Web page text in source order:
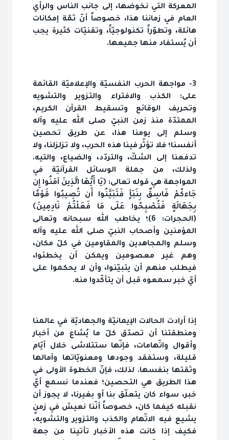
المعركة التي نخوضها، إلى جانب الناس والرأي
العام في زماننا هذا، خصوصاً أنّ ثمّة إمكانات
هائلة، وتطوّراً تكنولوجيّاً، وتقنيّات كثيرة يجب
أن يُستفاد منها جميعها.
3- مواجهة الحرب النفسيّة والإعلاميّة القائمة
على: الكذب والافتراء والتزوير والتشويه
وتحريف الوقائع وتسقيط القرآن الكريم،
الممتدّة منذ زمن النبيّ صلى الله عليه وآله
وسلم إلى يومنا هذا، عن طريق تحصين
أنفسنا؛ فلا تؤثّر فينا هذه الحرب، ولا تزلزلنا، ولا
تدفعنا إلى الشكّ، والتردّد، والضياع، والتيه.
ولذلك، من جملة الوسائل القرآنيّة في
المواجهة هي قوله تعالى: ﴿يَا أَيُّهَا الَّذِينَ آمَنُوا إِن
جَاءكُمْ فَاسِقٌ بِنَبَأٍ فَتَبَيَّنُوا أَن تُصِيبُوا قَوْمًا
بِجَهَالَةٍ فَتُصْبِحُوا عَلَى مَا فَعَلْتُمْ نَادِمِينَ﴾
(الحجرات: 6)؛ يخاطب الله سبحانه وتعالى
المؤمنين وأصحاب النبيّ صلى الله عليه وآله
وسلم والمجاهدين والمقاومين في كلّ مكان،
وهم غير معصومين ويمكن أن يخطئوا،
فيطلب منهم أن يتبيّنوا، وأن لا يحكموا على
أيّ خبر سمعوه قبل أن يتأكّدوا منه.
إذا أرادت الحالات الإيمانيّة والجهاديّة في عالمنا
ومنطقتنا أن تصدّق كلّ ما يُشاع من أخبار
وأقوال واتّهامات، فإنّها ستتلاشى خلال أيّام
قليلة، وستفقد وجودها ومعنويّاتها وآمالها
وثقتها بنفسها. لذلك، فإنّ الخطوة الأولى في
هذا الطريق هي التحصين؛ فعندما نسمع أيّ
خبر، سواء كان يتعلّق بنا أو بغيرنا، لا يجوز أن
نقبله كيفما كان، خصوصاً أنّنا نعيش في زمنٍ
يشيع فيه الاتّهام والكذب والتزوير والتشويه،
فكيف إذا كانت هذه الأخبار تأتينا من جهة